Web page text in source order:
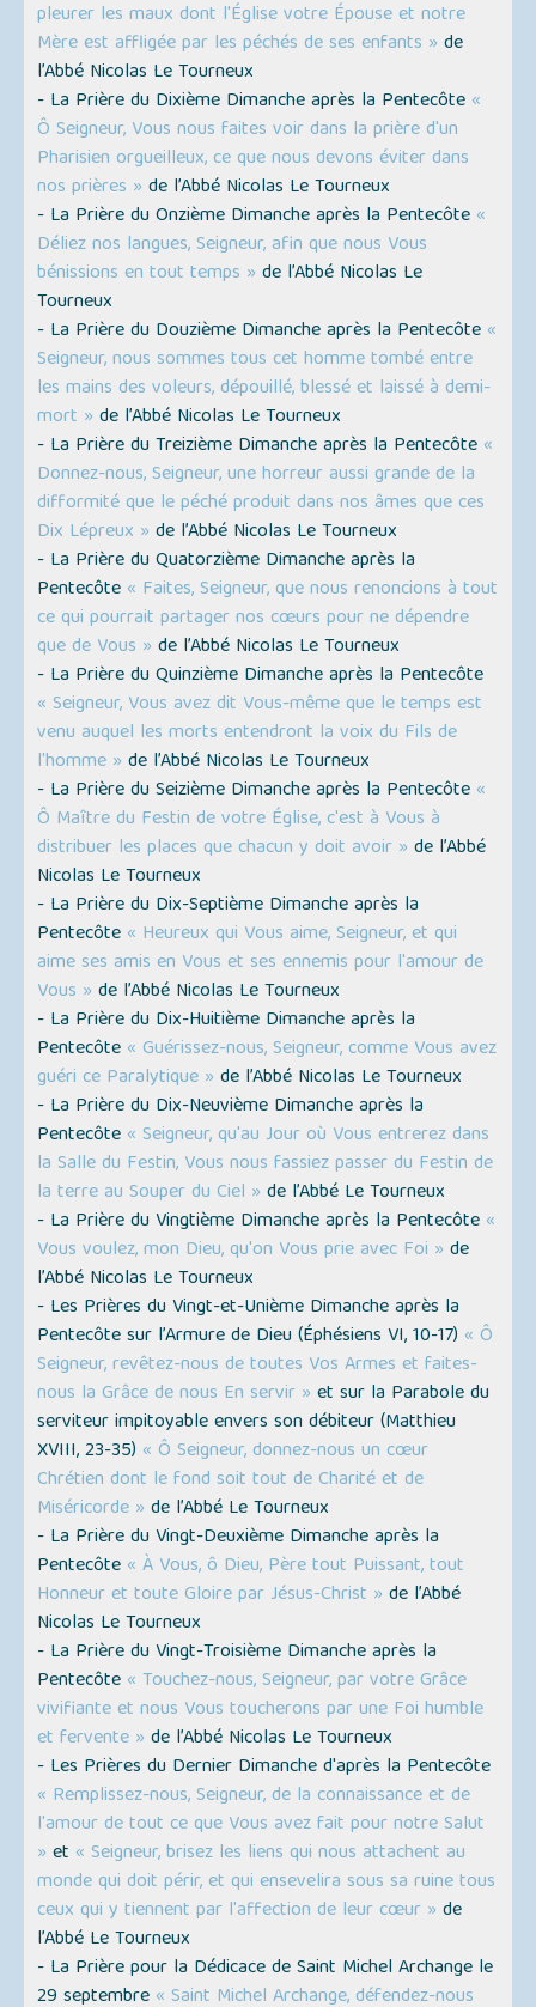
pleurer les maux dont l'Église votre Épouse et notre
Mère est affligée par les péchés de ses enfants » de
l’Abbé Nicolas Le Tourneux
- La Prière du Dixième Dimanche après la Pentecôte «
Ô Seigneur, Vous nous faites voir dans la prière d'un
Pharisien orgueilleux, ce que nous devons éviter dans
nos prières » de l’Abbé Nicolas Le Tourneux
- La Prière du Onzième Dimanche après la Pentecôte «
Déliez nos langues, Seigneur, afin que nous Vous
bénissions en tout temps » de l’Abbé Nicolas Le
Tourneux
- La Prière du Douzième Dimanche après la Pentecôte «
Seigneur, nous sommes tous cet homme tombé entre
les mains des voleurs, dépouillé, blessé et laissé à demi-
mort » de l’Abbé Nicolas Le Tourneux
- La Prière du Treizième Dimanche après la Pentecôte «
Donnez-nous, Seigneur, une horreur aussi grande de la
difformité que le péché produit dans nos âmes que ces
Dix Lépreux » de l’Abbé Nicolas Le Tourneux
- La Prière du Quatorzième Dimanche après la
Pentecôte « Faites, Seigneur, que nous renoncions à tout
ce qui pourrait partager nos cœurs pour ne dépendre
que de Vous » de l’Abbé Nicolas Le Tourneux
- La Prière du Quinzième Dimanche après la Pentecôte
« Seigneur, Vous avez dit Vous-même que le temps est
venu auquel les morts entendront la voix du Fils de
l'homme » de l’Abbé Nicolas Le Tourneux
- La Prière du Seizième Dimanche après la Pentecôte «
Ô Maître du Festin de votre Église, c'est à Vous à
distribuer les places que chacun y doit avoir » de l’Abbé
Nicolas Le Tourneux
- La Prière du Dix-Septième Dimanche après la
Pentecôte « Heureux qui Vous aime, Seigneur, et qui
aime ses amis en Vous et ses ennemis pour l'amour de
Vous » de l’Abbé Nicolas Le Tourneux
- La Prière du Dix-Huitième Dimanche après la
Pentecôte « Guérissez-nous, Seigneur, comme Vous avez
guéri ce Paralytique »de l’Abbé Nicolas Le Tourneux
- La Prière du Dix-Neuvième Dimanche après la
Pentecôte « Seigneur, qu'au Jour où Vous entrerez dans
la Salle du Festin, Vous nous fassiez passer du Festin de
la terre au Souper du Ciel » de l’Abbé Le Tourneux
- La Prière du Vingtième Dimanche après la Pentecôte «
Vous voulez, mon Dieu, qu'on Vous prie avec Foi » de
l’Abbé Nicolas Le Tourneux
- Les Prières du Vingt-et-Unième Dimanche après la
Pentecôte sur l’Armure de Dieu(Éphésiens VI, 10-17) « Ô
Seigneur, revêtez-nous de toutes Vos Armes et faites-
nous la Grâce de nous En servir » et sur la Parabole du
serviteur impitoyable envers son débiteur(Matthieu
XVIII, 23-35) « Ô Seigneur, donnez-nous un cœur
Chrétien dont le fond soit tout de Charité et de
Miséricorde » de l’Abbé Le Tourneux
- La Prière du Vingt-Deuxième Dimanche après la
Pentecôte « À Vous, ô Dieu, Père tout Puissant, tout
Honneur et toute Gloire par Jésus-Christ » de l’Abbé
Nicolas Le Tourneux
- La Prière du Vingt-Troisième Dimanche après la
Pentecôte « Touchez-nous, Seigneur, par votre Grâce
vivifiante et nous Vous toucherons par une Foi humble
et fervente » de l’Abbé Nicolas Le Tourneux
- Les Prières du Dernier Dimanche d'après la Pentecôte
« Remplissez-nous, Seigneur, de la connaissance et de
l'amour de tout ce que Vous avez fait pour notre Salut
» et « Seigneur, brisez les liens qui nous attachent au
monde qui doit périr, et qui ensevelira sous sa ruine tous
ceux qui y tiennent par l'affection de leur cœur » de
l’Abbé Le Tourneux
- La Prière pour la Dédicace de Saint Michel Archange le
29 septembre « Saint Michel Archange, défendez-nous